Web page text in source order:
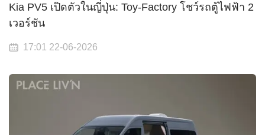
Kia PV5 เปิดตัวในญี่ปุ่น: Toy-Factory โชว์รถตู้ไฟฟ้า 2
เวอร์ชัน
17:01 22-06-2026